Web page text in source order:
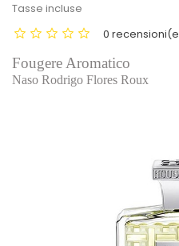
Tasse incluse
0
Fougere Aromatico
Naso Rodrigo Flores Roux